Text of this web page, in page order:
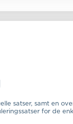
satser, samt en
for de